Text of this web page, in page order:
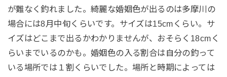
が難なく釣れました。綺麗な婚姻色が出るのは多摩川の
場合には8月中旬くらいです。サイズは15cmくらい。サ
イズはどこまで出るかわかりませんが、おそらく18cmく
らいまでいるのかも。婚姻色の入る割合は自分の釣って
いる場所では１割くらいでした。場所と時期によっては